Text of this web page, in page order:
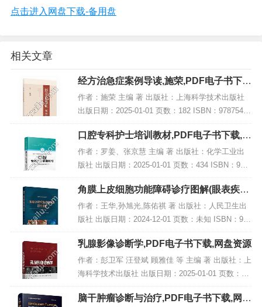
点击进入网盘下载-备用盘
相关文章
经方治急症案例导读,施荣,PDF电子书下
载,网盘资源
作者：施荣 主编 著 出版社：上海科学技术出版社
出版日期：2025-01-01 页数：182 ISBN：97875478
50435 电子书大小：249MB [高清扫描版PDF格式]
内容简...
口腔专科护士培训教材,PDF电子书下载,网
盘资源
作者：罗姜、张京慧 主编 著 出版社：化学工业出
版社 出版日期：2025-01-01 页数：434 ISBN：978
7122463951 电子书大小：242MB [高清扫描版PDF
格式]...
角膜上皮细胞功能障碍诊疗图解(眼表疾病
临床系列),PDF下载
作者：王华,孙旭光,陈佑祺 著 出版社：人民卫生出
版社 出版日期：2024-12-01 页数：未知 ISBN：978
7117371711 电子书大小：220MB [高清扫描版PDF
格式] 内...
乳腺影像诊断学,PDF电子书下载,网盘资源
作者：彭卫军 汪登斌 顾雅佳 等 主编 著 出版社：上
海科学技术出版社 出版日期：2025-01-01 页数：未
知 ISBN：9787547868317 电子书大小：220MB [高
清扫描版PD...
脑干肿瘤诊断与治疗,PDF电子书下载,网盘